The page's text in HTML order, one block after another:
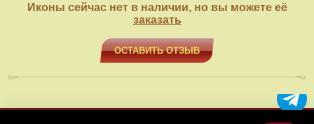
Иконы сейчас нет в наличии, но вы можете её
заказать
ОСТАВИТЬ ОТЗЫВ